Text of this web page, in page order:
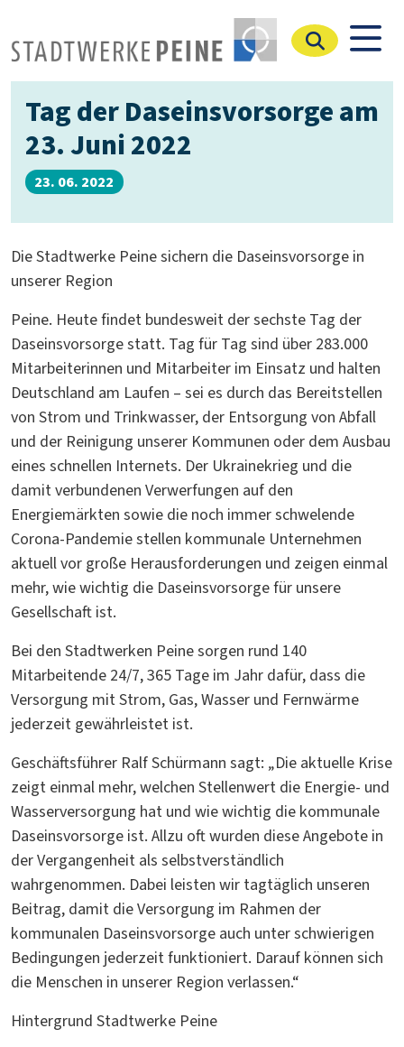
Stadtwerke Peine
Tag der Daseinsvorsorge am
23. Juni 2022
23. 06. 2022
Die Stadtwerke Peine sichern die Daseinsvorsorge in
unserer Region
Peine. Heute findet bundesweit der sechste Tag der
Daseinsvorsorge statt. Tag für Tag sind über 283.000
Mitarbeiterinnen und Mitarbeiter im Einsatz und halten
Deutschland am Laufen – sei es durch das Bereitstellen
von Strom und Trinkwasser, der Entsorgung von Abfall
und der Reinigung unserer Kommunen oder dem Ausbau
eines schnellen Internets. Der Ukrainekrieg und die
damit verbundenen Verwerfungen auf den
Energiemärkten sowie die noch immer schwelende
Corona-Pandemie stellen kommunale Unternehmen
aktuell vor große Herausforderungen und zeigen einmal
mehr, wie wichtig die Daseinsvorsorge für unsere
Gesellschaft ist.
Bei den Stadtwerken Peine sorgen rund 140
Mitarbeitende 24/7, 365 Tage im Jahr dafür, dass die
Versorgung mit Strom, Gas, Wasser und Fernwärme
jederzeit gewährleistet ist.
Geschäftsführer Ralf Schürmann sagt: „Die aktuelle Krise
zeigt einmal mehr, welchen Stellenwert die Energie- und
Wasserversorgung hat und wie wichtig die kommunale
Daseinsvorsorge ist. Allzu oft wurden diese Angebote in
der Vergangenheit als selbstverständlich
wahrgenommen. Dabei leisten wir tagtäglich unseren
Beitrag, damit die Versorgung im Rahmen der
kommunalen Daseinsvorsorge auch unter schwierigen
Bedingungen jederzeit funktioniert. Darauf können sich
die Menschen in unserer Region verlassen.“
Hintergrund Stadtwerke Peine